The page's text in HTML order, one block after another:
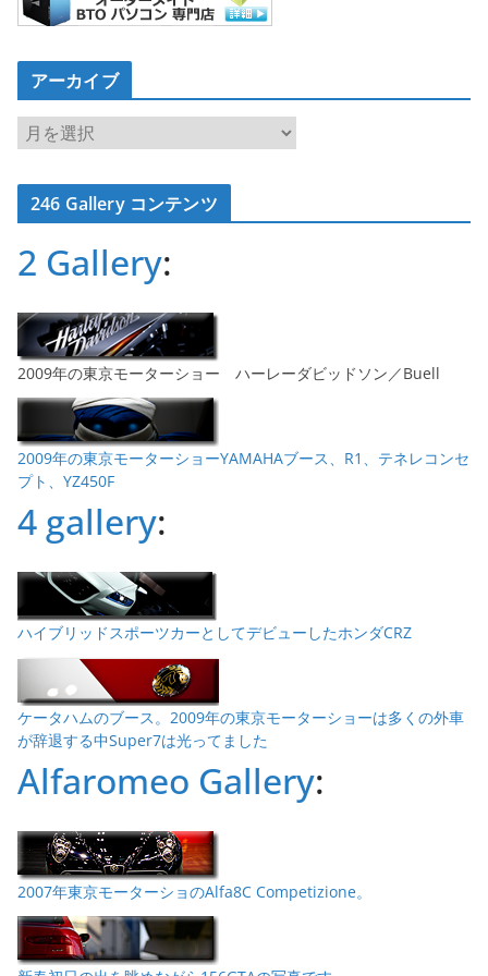
アーカイブ
ア
カ
イ246 Gallery コンテンツ
2 Gallery:
2009年の東京モーターショー ハーレーダビッドソン／Buell
2009年の東京モーターショーYAMAHAブース、R1、テネレコンセ
プト、YZ450F
4 gallery:
ハイブリッドスポーツカーとしてデビューしたホンダCRZ
ケータハムのブース。2009年の東京モーターショーは多くの外車
が辞退する中Super7は光ってました
Alfaromeo Gallery:
2007年東京モーターショのAlfa8C Competizione。